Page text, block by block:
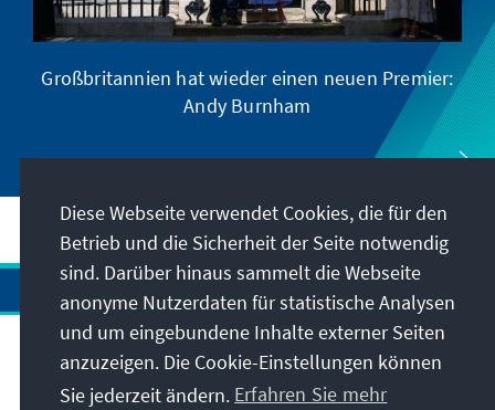
Großbritannien hat wieder einen neuen Premier:
Andy Burnham
Anschrift
Diese Webseite verwendet Cookies, die für den
Betrieb und die Sicherheit der Seite notwendig
sind. Darüber hinaus sammelt die Webseite
anonyme Nutzerdaten für statistische Analysen
und um eingebundene Inhalte externer Seiten
anzuzeigen. Die Cookie-Einstellungen können
Sie jederzeit ändern. Erfahren Sie mehr